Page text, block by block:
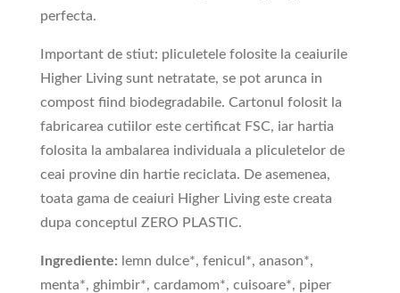
perfecta.
Important de stiut: pliculetele folosite la ceaiurile
Higher Living sunt netratate, se pot arunca in
compost fiind biodegradabile. Cartonul folosit la
fabricarea cutiilor este certificat FSC, iar hartia
folosita la ambalarea individuala a pliculetelor de
ceai provine din hartie reciclata. De asemenea,
toata gama de ceaiuri Higher Living este creata
dupa conceptul ZERO PLASTIC.
Ingrediente: lemn dulce*, fenicul*, anason*,
menta*, ghimbir*, cardamom*, cuisoare*, piper